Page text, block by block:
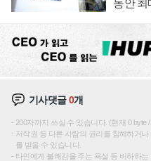
동안 최
기사댓글0개
200자까지 쓰실 수 있습니다. (현재 0 byte
저작권 등 다른 사람의 권리를 침해하거
를 받을 수 있습니다.
타인에게 불쾌감을 주는 욕설 등 비하하